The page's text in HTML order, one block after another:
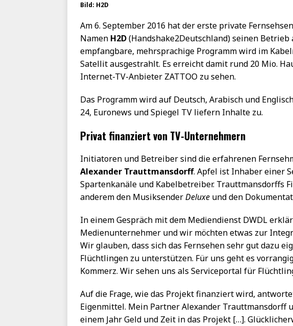
Bild: H2D
Am 6. September 2016 hat der erste private
Namen H2D(Handshake2Deutschland) seinen Betrieb
empfangbare, mehrsprachige Programm wird im
Satellit ausgestrahlt. Es erreicht damit rund 20 Mio.
Internet-TV-Anbieter ZATTOO zu sehen.
Das Programm wird auf Deutsch, Arabisch und
24, Euronews und Spiegel TV liefern Inhalte zu.
Privat finanziert von TV-Unternehmern
Initiatoren und Betreiber sind die erfahrenen
Alexander Trauttmansdorff. Apfel ist Inhaber einer
Spartenkanäle und Kabelbetreiber. Trauttmansdorffs
anderem den MusiksenderDeluxe und den
In einem Gespräch mit dem Mediendienst DWDL
Medienunternehmer und wir möchten etwas zur
Wir glauben, dass sich das Fernsehen sehr gut dazu
Flüchtlingen zu unterstützen. Für uns geht es
Kommerz. Wir sehen uns als Serviceportal für
Auf die Frage, wie das Projekt finanziert wird,
Eigenmittel. Mein Partner Alexander Trauttmansdorff
einem Jahr Geld und Zeit in das Projekt […].